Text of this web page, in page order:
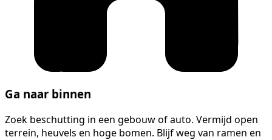
Ga naar binnen
Zoek beschutting in een gebouw of auto. Vermijd open
terrein, heuvels en hoge bomen. Blijf weg van ramen en